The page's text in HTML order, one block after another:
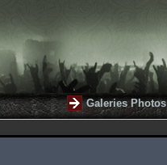
Galeries Photos